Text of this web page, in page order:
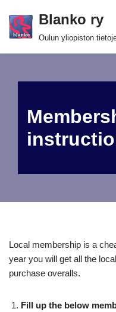
Skip
Blanko ry
Oulun yliopiston
Local membership is a
year you will get all the
purchase overalls.
Fill up the below